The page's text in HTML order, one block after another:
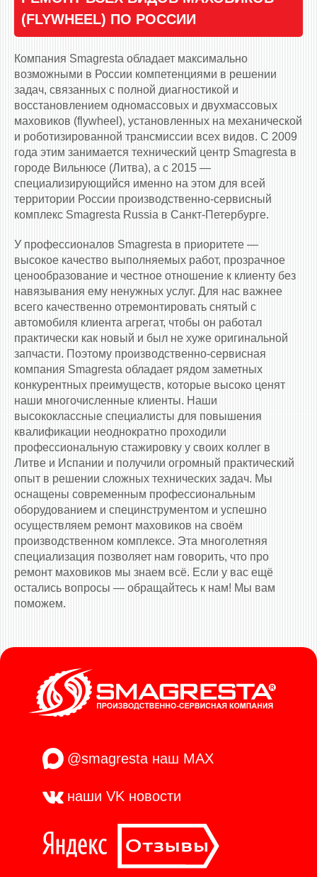
(FLYWHEEL) ПО РОССИИ
Компания Smagresta обладает максимально
возможными в России компетенциями в решении
задач, связанных с полной диагностикой и
восстановлением одномассовых и двухмассовых
маховиков (flywheel), установленных на механической
и роботизированной трансмиссии всех видов. С 2009
года этим занимается технический центр Smagresta в
городе Вильнюсе (Литва), а с 2015 —
специализирующийся именно на этом для всей
территории России производственно-сервисный
комплекс Smagresta Russia в Санкт-Петербурге.
У профессионалов Smagresta в приоритете —
высокое качество выполняемых работ, прозрачное
ценообразование и честное отношение к клиенту без
навязывания ему ненужных услуг. Для нас важнее
всего качественно отремонтировать снятый с
автомобиля клиента агрегат, чтобы он работал
практически как новый и был не хуже оригинальной
запчасти. Поэтому производственно-сервисная
компания Smagresta обладает рядом заметных
конкурентных преимуществ, которые высоко ценят
наши многочисленные клиенты. Наши
высококлассные специалисты для повышения
квалификации неоднократно проходили
профессиональную стажировку у своих коллег в
Литве и Испании и получили огромный практический
опыт в решении сложных технических задач. Мы
оснащены современным профессиональным
оборудованием и специнструментом и успешно
осуществляем ремонт маховиков на своём
производственном комплексе. Эта многолетняя
специализация позволяет нам говорить, что про
ремонт маховиков мы знаем всё. Если у вас ещё
остались вопросы — обращайтесь к нам! Мы вам
поможем.
@smagresta наш MAX
наши VK новости